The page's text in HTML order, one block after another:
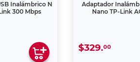
Inalámbrico N
300 Mbps
Adaptador
Nano TP-Link
$329.00